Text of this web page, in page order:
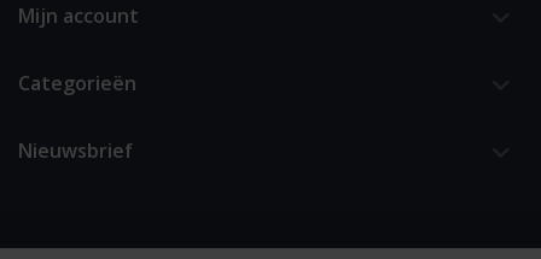
Mijn account
Categorieën
Nieuwsbrief